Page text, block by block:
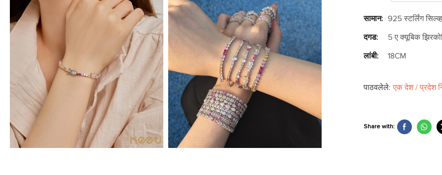
सामान: 925 स्टर्लिंग
दगड: 5 ए क्यूबिक
लांबी: 18CM
पाठवलेले: एक देश / प्रदेश
Share with: